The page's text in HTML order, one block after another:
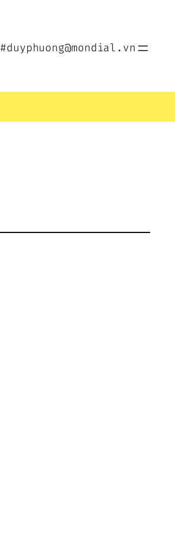
#duyphuong@mondial.vn